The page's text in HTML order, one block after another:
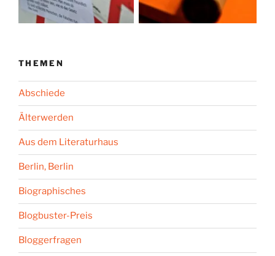
THEMEN
Abschiede
Älterwerden
Aus dem Literaturhaus
Berlin, Berlin
Biographisches
Blogbuster-Preis
Bloggerfragen